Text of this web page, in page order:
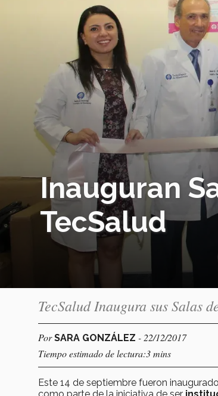
Inauguran
TecSalud
TecSalud Inaugura sus Salas
PorSARA GONZÁLEZ - 22/12/2017
Tiempo estimado de lectura:3 mins
Este 14 de septiembre fueron
como parte de la iniciativa de ser